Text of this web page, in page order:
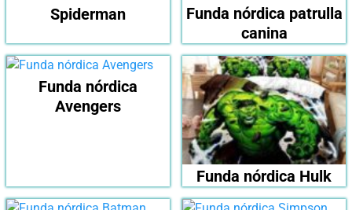
Spiderman
Funda nórdica patrulla
canina
Funda nórdica
Avengers
Funda nórdica Hulk